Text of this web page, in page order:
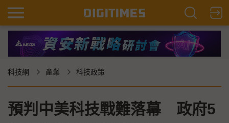
科技網 產業 科技政策
預判中美科技戰難落幕 政府5